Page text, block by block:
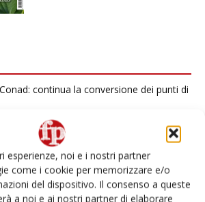
esperienze, noi e i nostri partner
come i cookie per memorizzare e/o
del dispositivo. Il consenso a queste
a noi e ai nostri partner di elaborare
continua la conversione dei punti di
susina: è Metis… e può rivoluzionare la
di Extra Supermercati tra localismo e